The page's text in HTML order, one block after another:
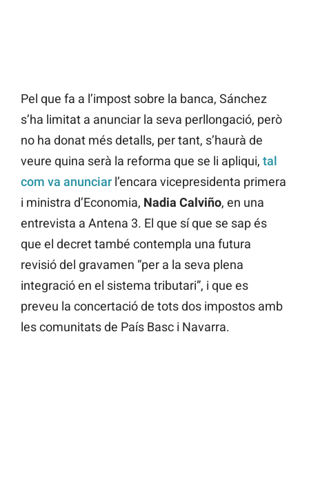
Pel que fa a l’impost sobre la banca, Sánchez
s’ha limitat a anunciar la seva perllongació, però
no ha donat més detalls, per tant, s’haurà de
veure quina serà la reforma que se li apliqui, tal
com va anunciar l’encara vicepresidenta primera
i ministra d’Economia, Nadia Calviño, en una
entrevista a Antena 3. El que sí que se sap és
que el decret també contempla una futura
revisió del gravamen “per a la seva plena
integració en el sistema tributari”, i que es
preveu la concertació de tots dos impostos amb
les comunitats de País Basc i Navarra.